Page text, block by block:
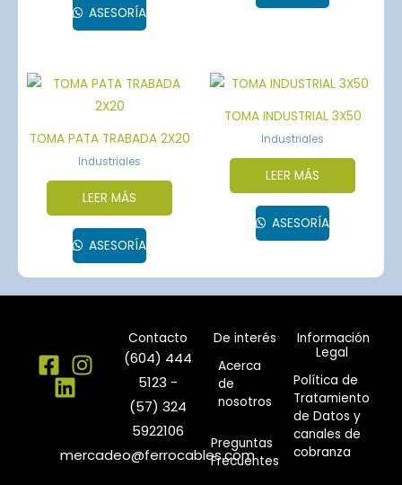
ASESORÍA
TOMA PATA TRABADA 2X20
Industriales
LEER MÁS
ASESORÍA
TOMA INDUSTRIAL 3X50
Industriales
LEER MÁS
ASESORÍA
Contacto
(604) 444
5123 -
(57) 324
5922106
mercadeo@ferrocables.com
De interés
Acerca
de
nosotros
Preguntas
Frecuentes
Información
Legal
Política de
Tratamiento
de Datos y
canales de
cobranza